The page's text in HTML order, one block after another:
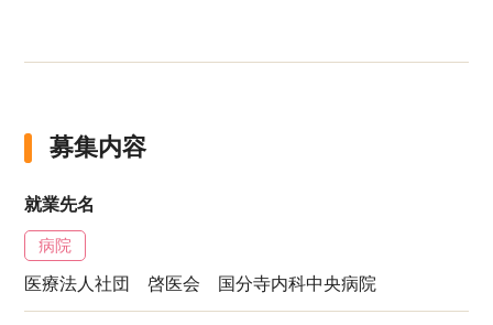
募集内容
就業先名
病院
医療法人社団 啓医会 国分寺内科中央病院